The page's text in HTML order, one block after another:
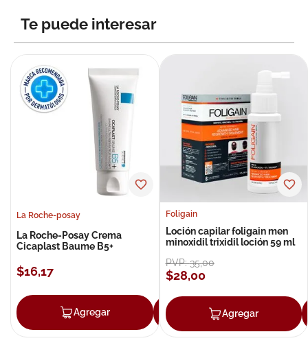
Te puede interesar
La Roche-posay
La Roche-Posay Crema
Cicaplast Baume B5+
$16,17
Agregar Agregar
Foligain
Loción capilar foligain men
minoxidil trixidil loción 59 ml
PVP:35,00
$28,00
Agregar